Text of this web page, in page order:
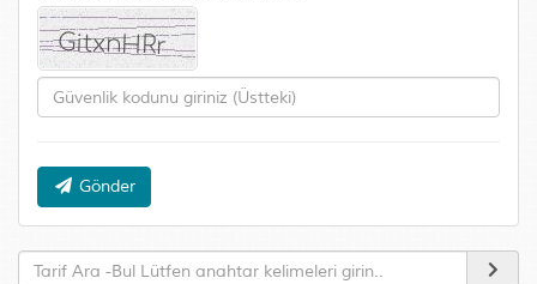
Gönder